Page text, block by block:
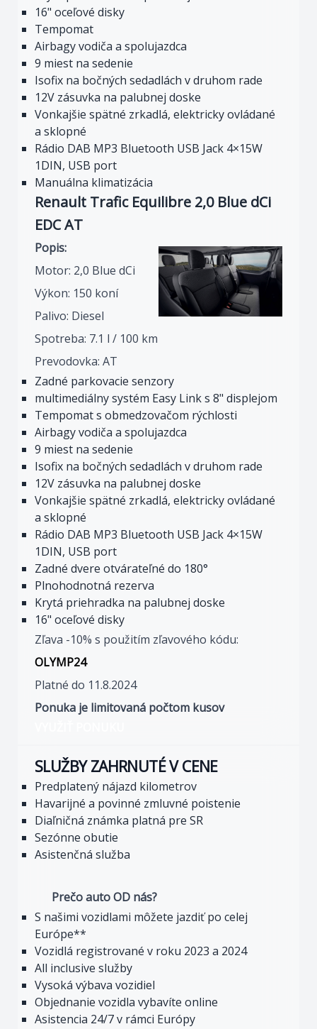
16" oceľové disky
Tempomat
Airbagy vodiča a spolujazdca
9 miest na sedenie
Isofix na bočných sedadlách v druhom rade
12V zásuvka na palubnej doske
Vonkajšie spätné zrkadlá, elektricky ovládané
a sklopné
Rádio DAB MP3 Bluetooth USB Jack 4×15W
1DIN, USB port
Manuálna klimatizácia
Renault Trafic Equilibre 2,0 Blue dCi
EDC AT
Popis:
Motor: 2,0 Blue dCi
Výkon: 150 koní
Palivo: Diesel
Spotreba: 7.1 l / 100 km
Prevodovka: AT
Zadné parkovacie senzory
multimediálny systém Easy Link s 8" displejom
Tempomat s obmedzovačom rýchlosti
Airbagy vodiča a spolujazdca
9 miest na sedenie
Isofix na bočných sedadlách v druhom rade
12V zásuvka na palubnej doske
Vonkajšie spätné zrkadlá, elektricky ovládané
a sklopné
Rádio DAB MP3 Bluetooth USB Jack 4×15W
1DIN, USB port
Zadné dvere otvárateľné do 180°
Plnohodnotná rezerva
Krytá priehradka na palubnej doske
16" oceľové disky
Zľava -10% s použitím zľavového kódu:
OLYMP24
Platné do 11.8.2024
Ponuka je limitovaná počtom kusov
SLUŽBY ZAHRNUTÉ V CENE
Predplatený nájazd kilometrov
Havarijné a povinné zmluvné poistenie
Diaľničná známka platná pre SR
Sezónne obutie
Asistenčná služba
Prečo auto OD nás?
S našimi vozidlami môžete jazdiť po celej
Európe**
Vozidlá registrované v roku 2023 a 2024
All inclusive služby
Vysoká výbava vozidiel
Objednanie vozidla vybavíte online
Asistencia 24/7 v rámci Európy